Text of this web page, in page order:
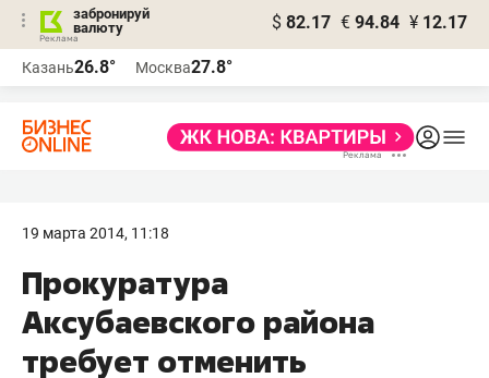
забронируй
валюту
$ 82.17 € 94.84 ¥ 12.17
Казань26.8° Москва27.8°
19 марта 2014, 11:18
Прокуратура
Аксубаевского района
требует отменить